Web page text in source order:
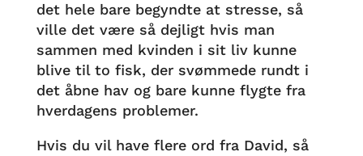
det hele bare begyndte at stresse, så
ville det være så dejligt hvis man
sammen med kvinden i sit liv kunne
blive til to fisk, der svømmede rundt i
det åbne hav og bare kunne flygte fra
hverdagens problemer.
Hvis du vil have flere ord fra David, så